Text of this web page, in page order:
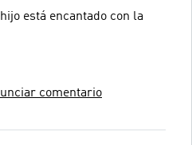
está encantado con la
comentario